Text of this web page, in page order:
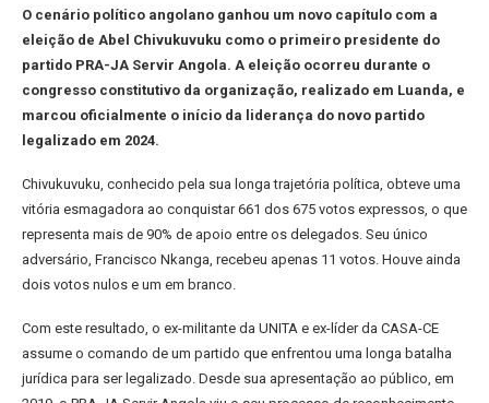
O cenário político angolano ganhou um novo capítulo com a
eleição de Abel Chivukuvuku como o primeiro presidente do
partido PRA-JA Servir Angola. A eleição ocorreu durante o
congresso constitutivo da organização, realizado em Luanda, e
marcou oficialmente o início da liderança do novo partido
legalizado em 2024.
Chivukuvuku, conhecido pela sua longa trajetória política, obteve uma
vitória esmagadora ao conquistar 661 dos 675 votos expressos, o que
representa mais de 90% de apoio entre os delegados. Seu único
adversário, Francisco Nkanga, recebeu apenas 11 votos. Houve ainda
dois votos nulos e um em branco.
Com este resultado, o ex-militante da UNITA e ex-líder da CASA-CE
assume o comando de um partido que enfrentou uma longa batalha
jurídica para ser legalizado. Desde sua apresentação ao público, em